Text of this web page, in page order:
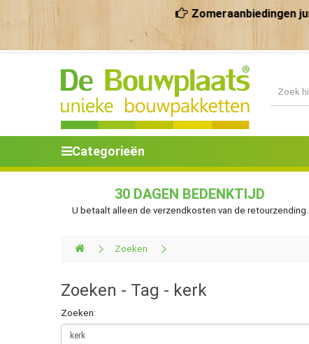
Zomeraanbiedingen juni/juli
Categorieën
30 DAGEN BEDENKTIJD
U betaalt alleen de verzendkosten van de retourzending.
Zoeken
Zoeken - Tag - kerk
Zoeken: